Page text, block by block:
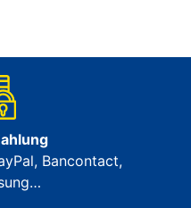
Bancontact,